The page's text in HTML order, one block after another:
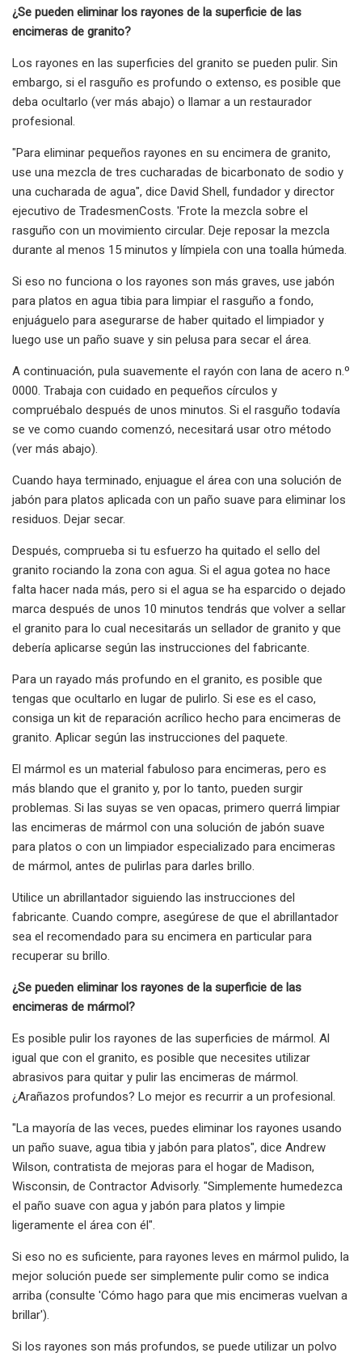
¿Se pueden eliminar los rayones de la superficie de las
encimeras de granito?
Los rayones en las superficies del granito se pueden pulir. Sin
embargo, si el rasguño es profundo o extenso, es posible que
deba ocultarlo (ver más abajo) o llamar a un restaurador
profesional.
"Para eliminar pequeños rayones en su encimera de granito,
use una mezcla de tres cucharadas de bicarbonato de sodio y
una cucharada de agua", dice David Shell, fundador y director
ejecutivo de TradesmenCosts. 'Frote la mezcla sobre el
rasguño con un movimiento circular. Deje reposar la mezcla
durante al menos 15 minutos y límpiela con una toalla húmeda.
Si eso no funciona o los rayones son más graves, use jabón
para platos en agua tibia para limpiar el rasguño a fondo,
enjuáguelo para asegurarse de haber quitado el limpiador y
luego use un paño suave y sin pelusa para secar el área.
A continuación, pula suavemente el rayón con lana de acero n.º
0000. Trabaja con cuidado en pequeños círculos y
compruébalo después de unos minutos. Si el rasguño todavía
se ve como cuando comenzó, necesitará usar otro método
(ver más abajo).
Cuando haya terminado, enjuague el área con una solución de
jabón para platos aplicada con un paño suave para eliminar los
residuos. Dejar secar.
Después, comprueba si tu esfuerzo ha quitado el sello del
granito rociando la zona con agua. Si el agua gotea no hace
falta hacer nada más, pero si el agua se ha esparcido o dejado
marca después de unos 10 minutos tendrás que volver a sellar
el granito para lo cual necesitarás un sellador de granito y que
debería aplicarse según las instrucciones del fabricante.
Para un rayado más profundo en el granito, es posible que
tengas que ocultarlo en lugar de pulirlo. Si ese es el caso,
consiga un kit de reparación acrílico hecho para encimeras de
granito. Aplicar según las instrucciones del paquete.
El mármol es un material fabuloso para encimeras, pero es
más blando que el granito y, por lo tanto, pueden surgir
problemas. Si las suyas se ven opacas, primero querrá limpiar
las encimeras de mármol con una solución de jabón suave
para platos o con un limpiador especializado para encimeras
de mármol, antes de pulirlas para darles brillo.
Utilice un abrillantador siguiendo las instrucciones del
fabricante. Cuando compre, asegúrese de que el abrillantador
sea el recomendado para su encimera en particular para
recuperar su brillo.
¿Se pueden eliminar los rayones de la superficie de las
encimeras de mármol?
Es posible pulir los rayones de las superficies de mármol. Al
igual que con el granito, es posible que necesites utilizar
abrasivos para quitar y pulir las encimeras de mármol.
¿Arañazos profundos? Lo mejor es recurrir a un profesional.
"La mayoría de las veces, puedes eliminar los rayones usando
un paño suave, agua tibia y jabón para platos", dice Andrew
Wilson, contratista de mejoras para el hogar de Madison,
Wisconsin, de Contractor Advisorly. "Simplemente humedezca
el paño suave con agua y jabón para platos y limpie
ligeramente el área con él".
Si eso no es suficiente, para rayones leves en mármol pulido, la
mejor solución puede ser simplemente pulir como se indica
arriba (consulte 'Cómo hago para que mis encimeras vuelvan a
brillar').
Si los rayones son más profundos, se puede utilizar un polvo